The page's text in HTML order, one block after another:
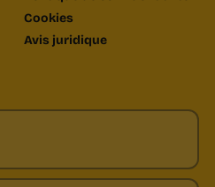
Cookies
Avis juridique